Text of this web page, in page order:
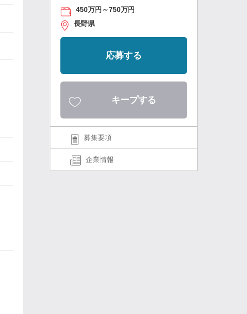
450万円～750万円
長野県
応募する
キープする
募集要項
企業情報